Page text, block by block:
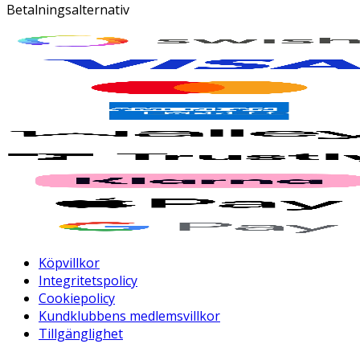
Betalningsalternativ
Köpvillkor
Integritetspolicy
Cookiepolicy
Kundklubbens medlemsvillkor
Tillgänglighet